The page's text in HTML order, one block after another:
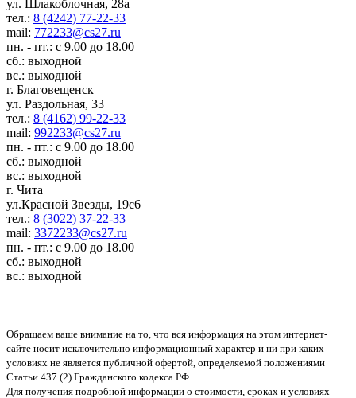
ул. Шлакоблочная, 28а
тел.: 8 (4242) 77-22-33
mail: 772233@cs27.ru
пн. - пт.: с 9.00 до 18.00
сб.: выходной
вс.: выходной
г. Благовещенск
ул. Раздольная, 33
тел.: 8 (4162) 99-22-33
mail: 992233@cs27.ru
пн. - пт.: с 9.00 до 18.00
сб.: выходной
вс.: выходной
г. Чита
ул.Красной Звезды, 19с6
тел.: 8 (3022) 37-22-33
mail: 3372233@cs27.ru
пн. - пт.: с 9.00 до 18.00
сб.: выходной
вс.: выходной
Обращаем ваше внимание на то, что вся информация на этом интернет-
сайте носит исключительно информационный характер и ни при каких
условиях не является публичной офертой, определяемой положениями
Статьи 437 (2) Гражданского кодекса РФ.
Для получения подробной информации о стоимости, сроках и условиях